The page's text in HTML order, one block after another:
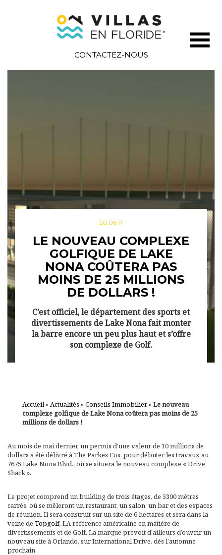
CONTACTEZ-NOUS
20.06.17
LE NOUVEAU COMPLEXE
GOLFIQUE DE LAKE
NONA COÛTERA PAS
MOINS DE 25 MILLIONS
DE DOLLARS !
C’est officiel, le département des sports et
divertissements de Lake Nona fait monter
la barre encore un peu plus haut et s’offre
son complexe de Golf.
Accueil»Actualités »Conseils Immobilier»Le nouveau
complexe golfique de Lake Nona coûtera pas moins de 25
millions de dollars !
Au mois de mai dernier, un permis d’une valeur de 10 millions de
dollars a été délivré à The Parkes Cos. pour débuter les travaux au
7675 Lake Nona Blvd., où se situera le nouveau complexe « Drive
Shack ».
Le projet comprend un building de trois étages, de 5300 mètres
carrés, où se mêleront un restaurant, un salon, un bar et des espaces
de réunion. Il sera construit sur un site de 6 hectares et sera dans la
veine de Topgolf, LA référence américaine en matière de
divertissements et de Golf. La marque prévoit d’ailleurs d’ouvrir un
nouveau site à Orlando, sur International Drive, dès l’automne
prochain.